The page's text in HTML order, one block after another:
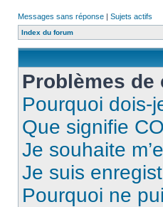
Messages sans réponse | Sujets actifs
Index du forum
Problèmes de
Pourquoi dois-
Que signifie
Je souhaite
Je suis
Pourquoi ne